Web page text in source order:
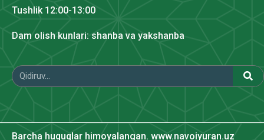
Tushlik 12:00-13:00
Dam olish kunlari: shanba va yakshanba
Barcha huquqlar himoyalangan. www.navoiyuran.uz